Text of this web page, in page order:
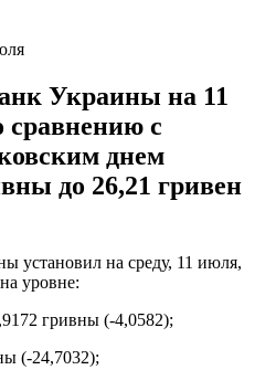
Украины на 11
сравнению с
днем
до 26,21 гривен
установил на среду, 11 июля,
уровне:
гривны (-4,0582);
(-24,7032);